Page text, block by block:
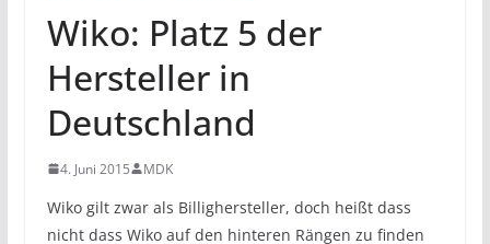
Wiko: Platz 5 der
Hersteller in
Deutschland
4. Juni 2015 MDK
Wiko gilt zwar als Billighersteller, doch heißt dass
nicht dass Wiko auf den hinteren Rängen zu finden